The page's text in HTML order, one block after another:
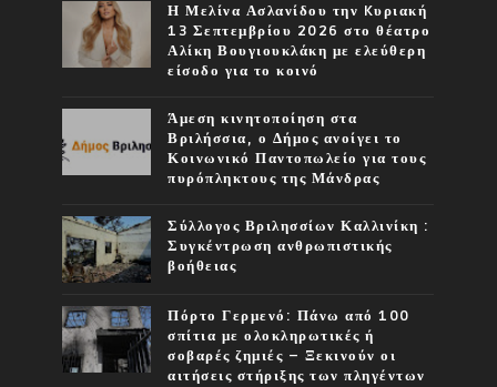
Η Μελίνα Ασλανίδου την Kυριακή
13 Σεπτεμβρίου 2026 στο θέατρο
Αλίκη Βουγιουκλάκη με ελεύθερη
είσοδο για το κοινό
Άμεση κινητοποίηση στα
Βριλήσσια, ο Δήμος ανοίγει το
Κοινωνικό Παντοπωλείο για τους
πυρόπληκτους της Μάνδρας
Σύλλογος Βριλησσίων Καλλινίκη :
Συγκέντρωση ανθρωπιστικής
βοήθειας
Πόρτο Γερμενό: Πάνω από 100
σπίτια με ολοκληρωτικές ή
σοβαρές ζημιές – Ξεκινούν οι
αιτήσεις στήριξης των πληγέντων